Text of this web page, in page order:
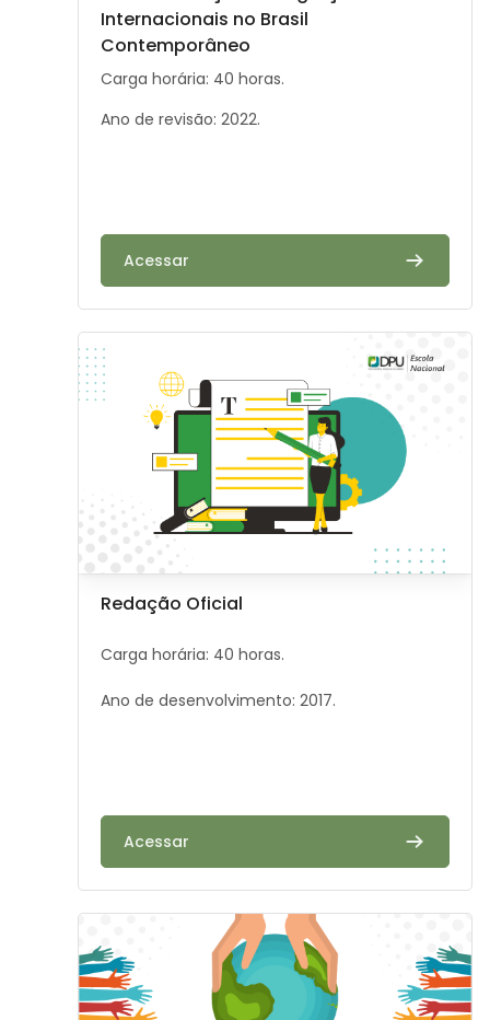
Internacionais no Brasil
Contemporâneo
Résumé du cours :
Carga horária: 40 horas.
Ano de revisão: 2022.
Acessar
Image de cours" Redação Oficial
Image de cours
Nom du cours
Redação Oficial
Carga horária: 40 horas.
Ano de desenvolvimento: 2017.
Acessar
Image de cours" Proteção Internacional e Refúgio: